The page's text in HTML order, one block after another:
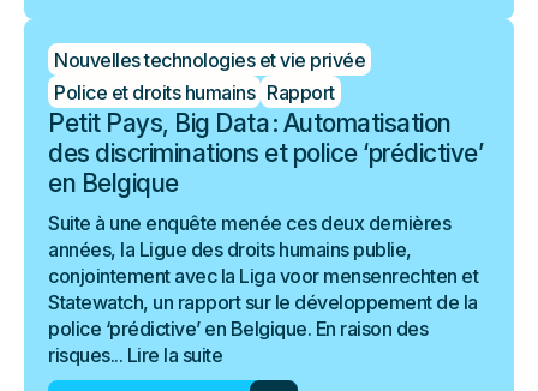
Nouvelles technologies et vie privée
Police et droits humains Rapport
Petit Pays, Big Data : Automatisation
des discriminations et police ‘prédictive’
en Belgique
Suite à une enquête menée ces deux dernières
années, la Ligue des droits humains publie,
conjointement avec la Liga voor mensenrechten et
Statewatch, un rapport sur le développement de la
police ‘prédictive’ en Belgique. En raison des
risques... Lire la suite